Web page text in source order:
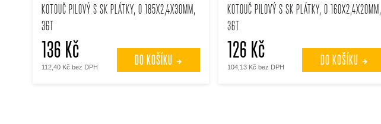
KOTOUČ PILOVÝ S SK PLÁTKY, O 185X2,4X30MM,
36T
112,40 Kč bez DPH
136 Kč DO KOŠÍKU
KOTOUČ PILOVÝ S SK PLÁTKY, O 160X2,4X20MM,
36T
104,13 Kč bez DPH
126 Kč DO KOŠÍKU